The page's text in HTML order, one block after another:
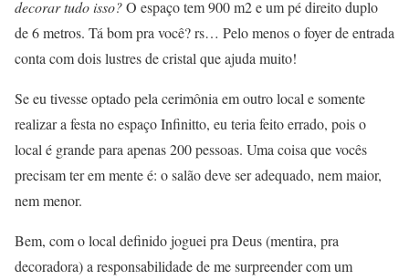
decorar tudo isso?O espaço tem 900 m2 e um pé direito duplo
de 6 metros. Tá bom pra você? rs… Pelo menos o foyer de entrada
conta com dois lustres de cristal que ajuda muito!
Se eu tivesse optado pela cerimônia em outro local e somente
realizar a festa no espaço Infinitto, eu teria feito errado, pois o
local é grande para apenas 200 pessoas. Uma coisa que vocês
precisam ter em mente é: o salão deve ser adequado, nem maior,
nem menor.
Bem, com o local definido joguei pra Deus (mentira, pra
decoradora) a responsabilidade de me surpreender com um